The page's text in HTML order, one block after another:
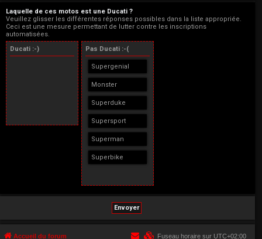
Laquelle de ces motos est une Ducati ?
Veuillez glisser les différentes réponses possibles dans la liste appropriée.
Ceci est une mesure permettant de lutter contre les inscriptions
automatisées.
Ducati :-)
Pas Ducati :-(
Supergenial
Monster
Superduke
Supersport
Superman
Superbike
Accueil du forum Fuseau horaire sur UTC+02:00